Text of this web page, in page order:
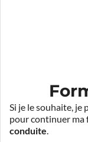
Si je le souhaite, je
pour continuer
conduite.